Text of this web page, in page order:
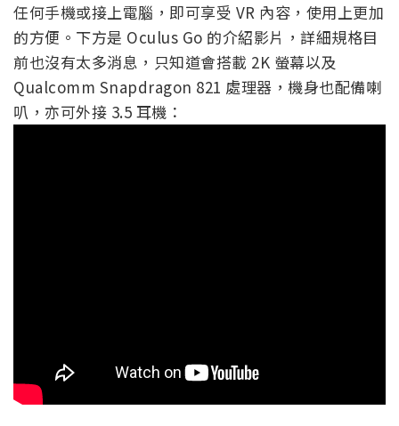
任何手機或接上電腦，即可享受 VR 內容，使用上更加
的方便。下方是 Oculus Go 的介紹影片，詳細規格目
前也沒有太多消息，只知道會搭載 2K 螢幕以及
Qualcomm Snapdragon 821 處理器，機身也配備喇
叭，亦可外接 3.5 耳機：